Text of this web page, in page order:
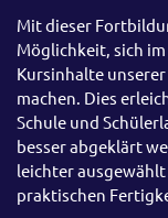
Mit dieser
Möglichkeit, sich
Kursinhalte
machen. Dies
Schule und
besser abgeklärt
leichter
praktischen